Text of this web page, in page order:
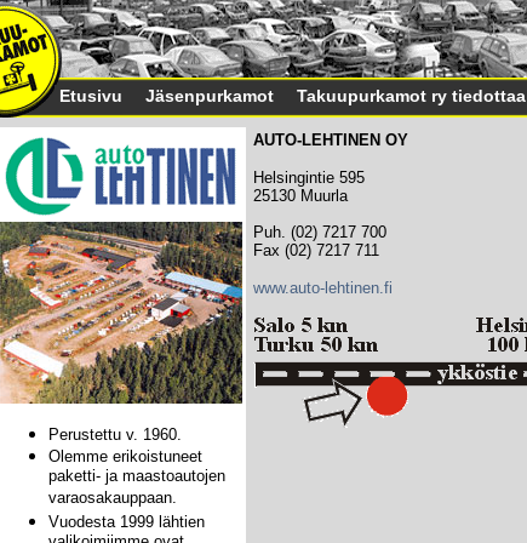
Etusivu Jäsenpurkamot Takuupurkamot ry tiedottaa
Perustettu v. 1960.
Olemme erikoistuneet
paketti- ja maastoautojen
varaosakauppaan.
Vuodesta 1999 lähtien
AUTO-LEHTINEN OY
Helsingintie 595
25130 Muurla
Puh. (02) 7217 700
Fax (02) 7217 711
www.auto-lehtinen.fi